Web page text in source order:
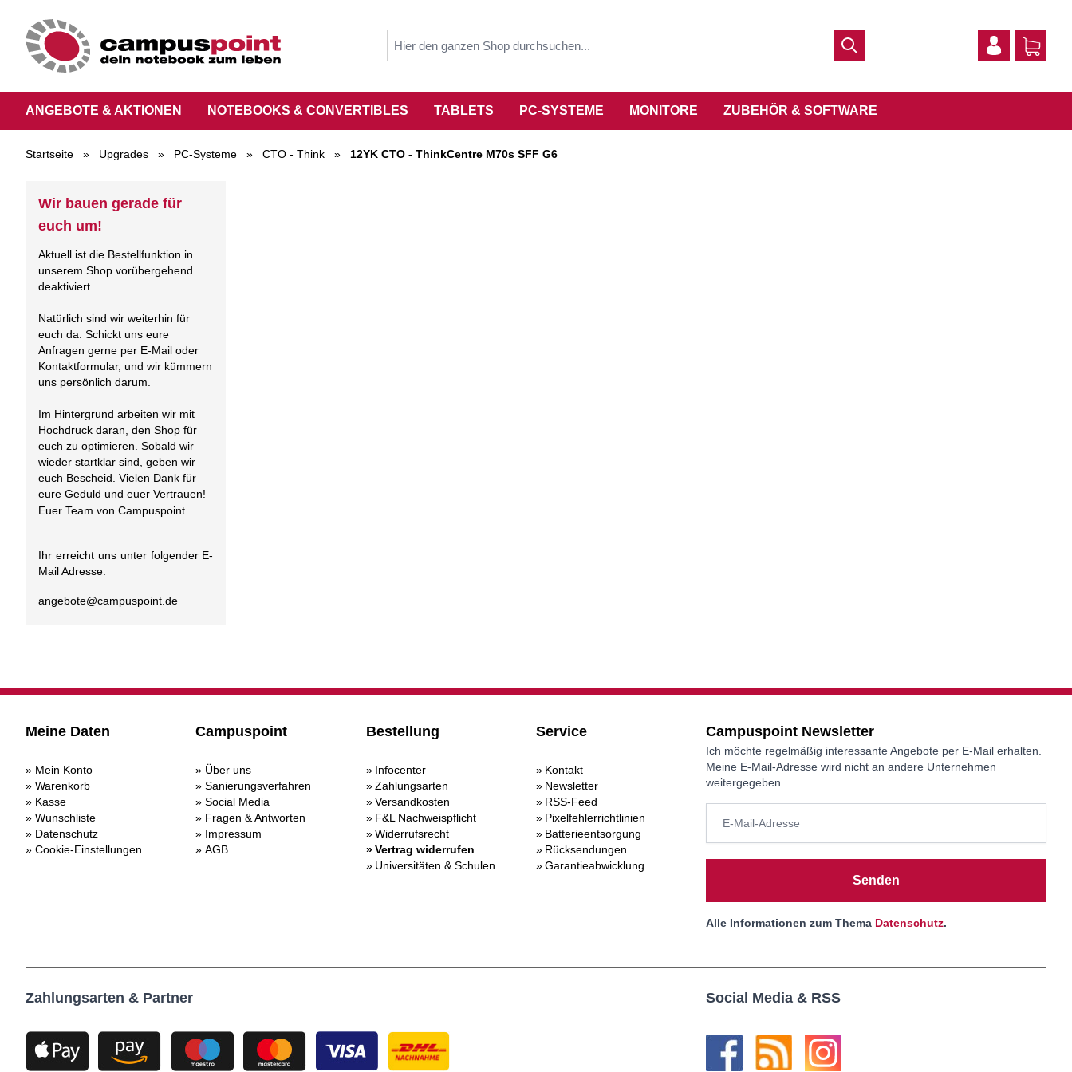
ANGEBOTE & AKTIONEN NOTEBOOKS & CONVERTIBLES TABLETS PC-SYSTEME MONITORE ZUBEHÖR & SOFTWARE
Startseite » Upgrades » PC-Systeme » CTO - Think » 12YK CTO - ThinkCentre M70s SFF G6
Wir bauen gerade für
euch um!
Aktuell ist die Bestellfunktion in
unserem Shop vorübergehend
deaktiviert.
Natürlich sind wir weiterhin für
euch da: Schickt uns eure
Anfragen gerne per E-Mail oder
Kontaktformular, und wir kümmern
uns persönlich darum.
Im Hintergrund arbeiten wir mit
Hochdruck daran, den Shop für
euch zu optimieren. Sobald wir
wieder startklar sind, geben wir
euch Bescheid. Vielen Dank für
eure Geduld und euer Vertrauen!
Euer Team von Campuspoint
Ihr erreicht uns unter folgender E-
Mail Adresse:
angebote@campuspoint.de
Meine Daten
Mein Konto
Warenkorb
Kasse
Wunschliste
Datenschutz
Cookie-Einstellungen
Campuspoint
Über uns
Sanierungsverfahren
Social Media
Fragen & Antworten
Impressum
AGB
Bestellung
Infocenter
Zahlungsarten
Versandkosten
F&L Nachweispflicht
Widerrufsrecht
Vertrag widerrufen
Universitäten & Schulen
Service
Kontakt
Newsletter
RSS-Feed
Pixelfehlerrichtlinien
Batterieentsorgung
Rücksendungen
Garantieabwicklung
Campuspoint Newsletter
Ich möchte regelmäßig interessante Angebote per E-Mail erhalten.
Meine E-Mail-Adresse wird nicht an andere Unternehmen
weitergegeben.
Senden
Alle Informationen zum Thema Datenschutz.
Zahlungsarten & Partner Social Media & RSS